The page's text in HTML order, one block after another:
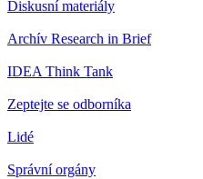
Diskusní materiály
Archív Research in Brief
IDEA Think Tank
Zeptejte se odborníka
Lidé
Správní orgány